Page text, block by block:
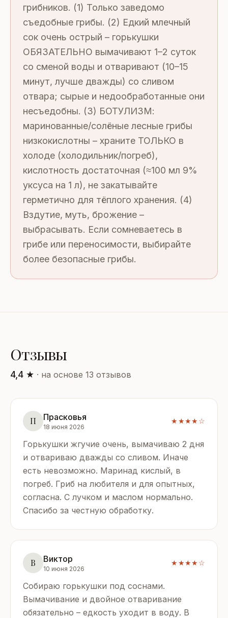
грибников. (1) Только заведомо
съедобные грибы. (2) Едкий млечный
сок очень острый – горькушки
ОБЯЗАТЕЛЬНО вымачивают 1–2 суток
со сменой воды и отваривают (10–15
минут, лучше дважды) со сливом
отвара; сырые и недообработанные они
несъедобны. (3) БОТУЛИЗМ:
маринованные/солёные лесные грибы
низкокислотны – храните ТОЛЬКО в
холоде (холодильник/погреб),
кислотность достаточная (≈100 мл 9%
уксуса на 1 л), не закатывайте
герметично для тёплого хранения. (4)
Вздутие, муть, брожение –
выбрасывать. Если сомневаетесь в
грибе или переносимости, выбирайте
более безопасные грибы.
Отзывы
4,4 ★ · на основе 13 отзывов
П Прасковья
18 июня 2026
★★★★☆
Горькушки жгучие очень, вымачиваю 2 дня
и отвариваю дважды со сливом. Иначе
есть невозможно. Маринад кислый, в
погреб. Гриб на любителя и для опытных,
согласна. С лучком и маслом нормально.
Спасибо за честную обработку.
В Виктор
10 июня 2026
★★★★☆
Собираю горькушки под соснами.
Вымачивание и двойное отваривание
обязательно – едкость уходит в воду. В